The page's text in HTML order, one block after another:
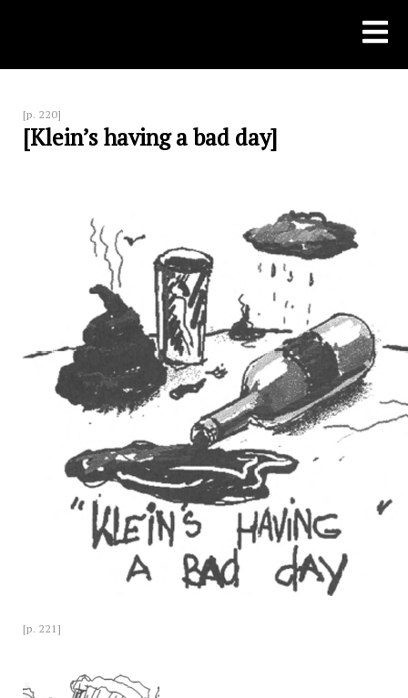
[p. 220]
[Klein’s having a bad day]
[p. 221]